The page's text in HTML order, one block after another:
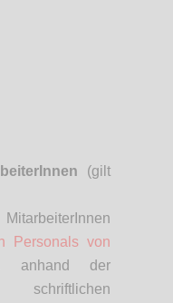
(gilt
MitarbeiterInnen
Personals von
anhand der